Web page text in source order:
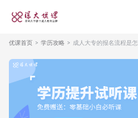
优课首页 学历攻略 成人大专的报名流程是